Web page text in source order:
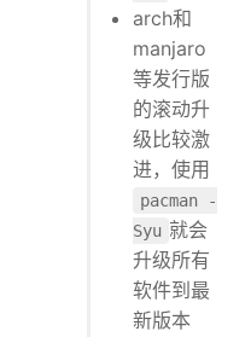
arch和
manjaro
等发行版
的滚动升
级比较激
进，使用
pacman -
Syu 就会
升级所有
软件到最
新版本